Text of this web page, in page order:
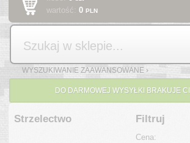
wartość:0PLN
Szukaj
WYSZUKIWANIE ZAAWANSOWANE ›
DO DARMOWEJ WYSYŁKI BRAKUJE CI
Strzelectwo Filtruj
Cena: